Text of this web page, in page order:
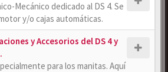
Mecánico dedicado al DS 4. Se
y/o cajas automáticas.
y Accesorios del DS 4 y
para los manitas. Aquí